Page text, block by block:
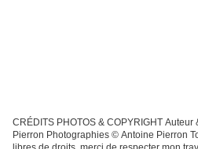
CRÉDITS PHOTOS & COPYRIGHT
Pierron Photographies © Antoine Pierron